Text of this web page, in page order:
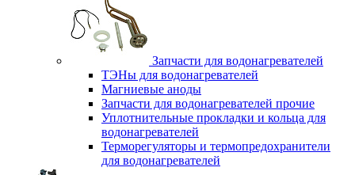
Запчасти для водонагревателей
ТЭНы для водонагревателей
Магниевые аноды
Запчасти для водонагревателей прочие
Уплотнительные прокладки и кольца для
водонагревателей
Терморегуляторы и термопредохранители
для водонагревателей